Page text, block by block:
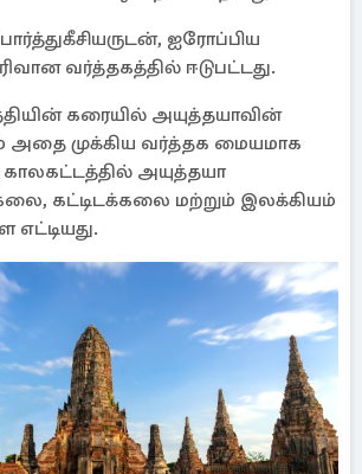
ஐரோப்பிய
வர்த்தகத்தில் ஈடுபட்டது.
கரையில் அயுத்தயாவின்
முக்கிய வர்த்தக மையமாக
காலகட்டத்தில் அயுத்தயா
கட்டிடக்கலை மற்றும் இலக்கியம்
எட்டியது.